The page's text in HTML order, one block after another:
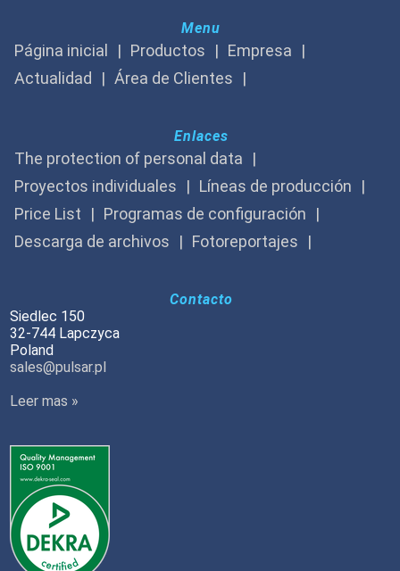
Menu
Página inicial Productos
Empresa
Actualidad
Área de Clientes
Enlaces
The protection of personal data
Proyectos individuales
Líneas de producción
Price List
Programas de configuración
Descarga de archivos
Fotoreportajes
Contacto
Siedlec 150
32-744 Lapczyca
Poland
sales@pulsar.pl
Leer mas »